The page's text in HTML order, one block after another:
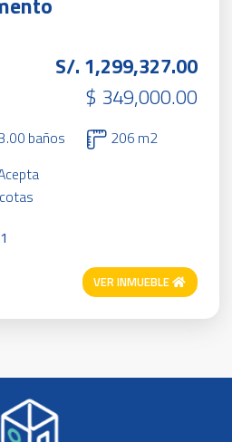
S/. 1,299,327.00
$ 349,000.00
baños
206 m2
VER INMUEBLE